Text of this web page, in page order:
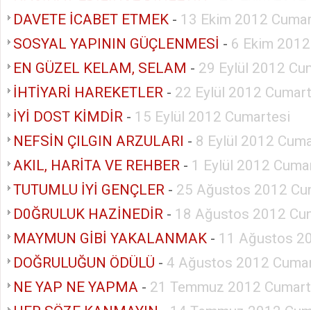
DAVETE İCABET ETMEK - 13 Ekim 2012
SOSYAL YAPININ GÜÇLENMESİ - 6 Ekim
EN GÜZEL KELAM, SELAM - 29 Eylül 2012
İHTİYARİ HAREKETLER - 22 Eylül 2012
İYİ DOST KİMDİR - 15 Eylül 2012 Cumartesi
NEFSİN ÇILGIN ARZULARI - 8 Eylül 2012
AKIL, HARİTA VE REHBER - 1 Eylül 2012
TUTUMLU İYİ GENÇLER - 25 Ağustos 2012
D0ĞRULUK HAZİNEDİR - 18 Ağustos 2012
MAYMUN GİBİ YAKALANMAK - 11 Ağustos
DOĞRULUĞUN ÖDÜLÜ - 4 Ağustos 2012
NE YAP NE YAPMA - 21 Temmuz 2012